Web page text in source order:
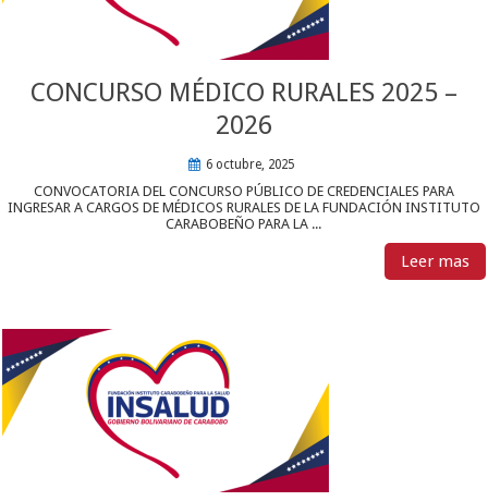
CONCURSO MÉDICO RURALES 2025 –
2026
6 octubre, 2025
CONVOCATORIA DEL CONCURSO PÚBLICO DE CREDENCIALES PARA
INGRESAR A CARGOS DE MÉDICOS RURALES DE LA FUNDACIÓN INSTITUTO
CARABOBEÑO PARA LA ...
Leer mas